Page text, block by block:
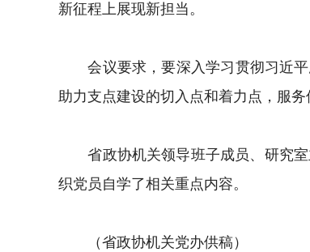
新征程上展现新担当。
会议要求，要深入学习贯彻习近平
助力支点建设的切入点和着力点，服
省政协机关领导班子成员、研究室
织党员自学了相关重点内容。
（省政协机关党办供稿）